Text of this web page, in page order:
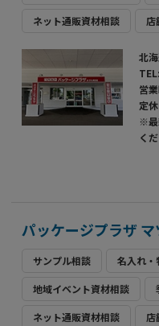
ネット通販資材相談 店
北
TEL:
営
定
※最
く
パッケージプラザ マ
サンプル相談 名入れ・
地域イベント資材相談
ネット通販資材相談 店